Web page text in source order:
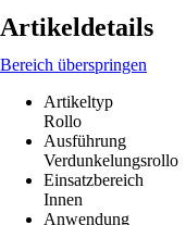
Artikeldetails
Bereich überspringen
Artikeltyp
Rollo
Ausführung
Verdunkelungsrollo
Einsatzbereich
Innen
Anwendung